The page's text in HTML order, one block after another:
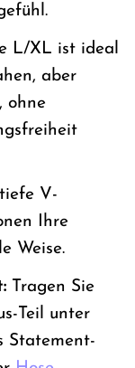
L/XL ist ideal
aber
ohne
V-
Ihre
Weise.
Tragen Sie
Teil unter
Statement-